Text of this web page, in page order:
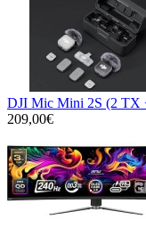
DJI Mic Mini 2S (2 TX
209,00€